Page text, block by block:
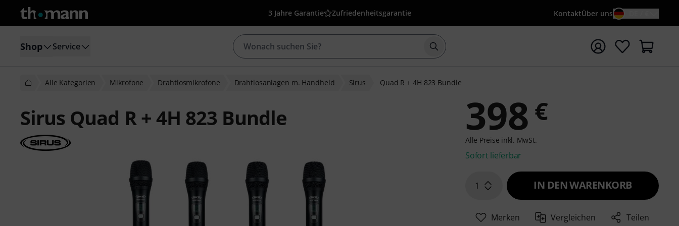
3 Jahre Garantie Zufriedenheitsgarantie KontaktÜber uns
Shop Service Suche mit Suchwort {searchTerm} starten
Alle Kategorien Mikrofone Drahtlosmikrofone Drahtlosanlagen m. Handheld Sirus Quad R + 4H 823 Bundle
Sirus Quad R + 4H 823 Bundle 398 €
Alle Preise inkl. MwSt.
Sofort lieferbar
1 IN DEN WARENKORB
Merken Vergleichen Teilen